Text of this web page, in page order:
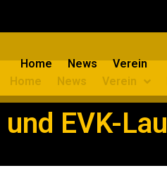
Home News Verein
Home
News Verein
und EVK-